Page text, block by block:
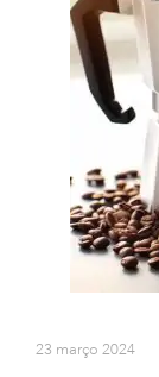
23 março 2024